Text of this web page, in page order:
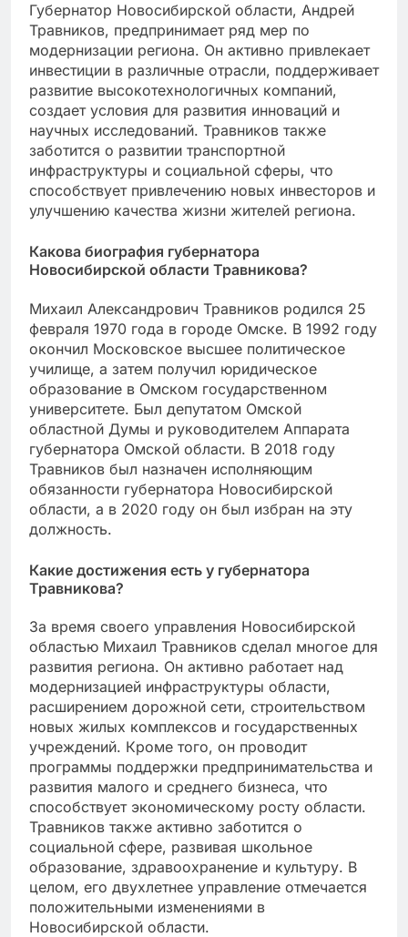
Губернатор Новосибирской области, Андрей
Травников, предпринимает ряд мер по
модернизации региона. Он активно привлекает
инвестиции в различные отрасли, поддерживает
развитие высокотехнологичных компаний,
создает условия для развития инноваций и
научных исследований. Травников также
заботится о развитии транспортной
инфраструктуры и социальной сферы, что
способствует привлечению новых инвесторов и
улучшению качества жизни жителей региона.
Какова биография губернатора
Новосибирской области Травникова?
Михаил Александрович Травников родился 25
февраля 1970 года в городе Омске. В 1992 году
окончил Московское высшее политическое
училище, а затем получил юридическое
образование в Омском государственном
университете. Был депутатом Омской
областной Думы и руководителем Аппарата
губернатора Омской области. В 2018 году
Травников был назначен исполняющим
обязанности губернатора Новосибирской
области, а в 2020 году он был избран на эту
должность.
Какие достижения есть у губернатора
Травникова?
За время своего управления Новосибирской
областью Михаил Травников сделал многое для
развития региона. Он активно работает над
модернизацией инфраструктуры области,
расширением дорожной сети, строительством
новых жилых комплексов и государственных
учреждений. Кроме того, он проводит
программы поддержки предпринимательства и
развития малого и среднего бизнеса, что
способствует экономическому росту области.
Травников также активно заботится о
социальной сфере, развивая школьное
образование, здравоохранение и культуру. В
целом, его двухлетнее управление отмечается
положительными изменениями в
Новосибирской области.